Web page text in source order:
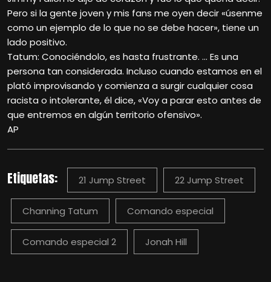
Pero si la gente joven y mis fans me oyen decir «úsenme
como un ejemplo de lo que no se debe hacer», tiene un
lado positivo.
Tatum: Conociéndolo, es hasta frustrante. … Es una
persona tan considerada. Incluso cuando estamos en el
plató improvisando y comienza a surgir cualquier cosa
racista o intolerante, él dice, «Voy a parar esto antes de
que entremos en algún territorio ofensivo».
AP
Etiquetas: 21 Jump Street 22 Jump Street
Channing Tatum Comando especial
Comando especial 2 Jonah Hill